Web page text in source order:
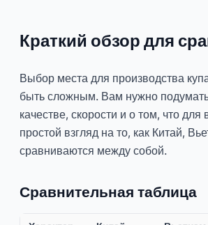
Краткий обзор для
Выбор места для производства
быть сложным. Вам нужно
качестве, скорости и о том, что
простой взгляд на то, как Китай,
сравниваются между собой.
Сравнительная таблица